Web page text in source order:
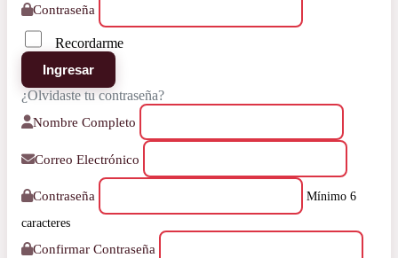
Contraseña
Recordarme
Ingresar
¿Olvidaste tu contraseña?
Nombre Completo
Correo Electrónico
Contraseña
Mínimo 6
caracteres
Confirmar Contraseña